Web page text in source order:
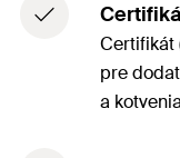
Certifikát
pre
a